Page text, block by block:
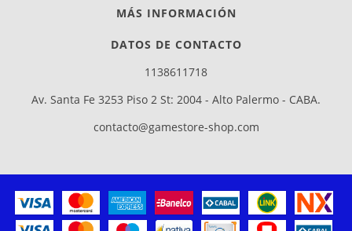
MÁS INFORMACIÓN
DATOS DE CONTACTO
1138611718
Av. Santa Fe 3253 Piso 2 St: 2004 - Alto Palermo - CABA.
contacto@gamestore-shop.com